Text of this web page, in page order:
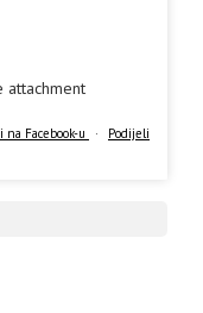
na Facebook-u · Podijeli